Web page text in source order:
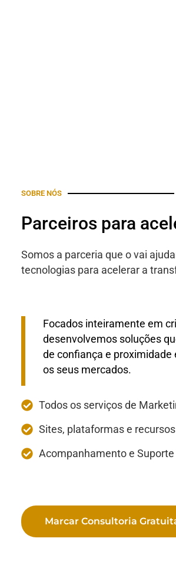
SOBRE NÓS
Parceiros para
Somos a parceria que o vai
tecnologias para acelerar a
Focados inteiramente em
desenvolvemos soluções
de confiança e proximidade
os seus mercados.
Todos os serviços de
Sites, plataformas e
Acompanhamento e
Marcar Consultoria